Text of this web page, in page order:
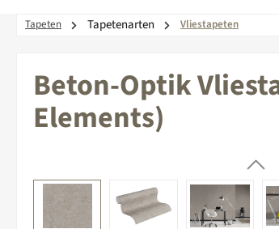
Tapeten Tapetenarten Vliestapeten
Beton-Optik
Elements)
Bildergalerie überspringen